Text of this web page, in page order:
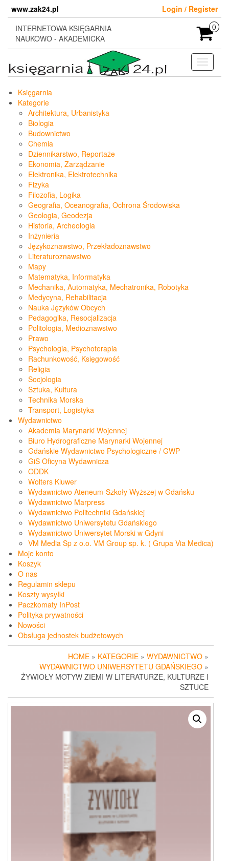
content
www.zak24.pl
Login / Register
INTERNETOWA KSIĘGARNIA
NAUKOWO - AKADEMICKA
0
Toggle
Księgarnia
Kategorie
Architektura, Urbanistyka
Biologia
Budownictwo
Chemia
Dziennikarstwo, Reportaże
Ekonomia, Zarządzanie
Elektronika, Elektrotechnika
Fizyka
Filozofia, Logika
Geografia, Oceanografia, Ochrona Środowiska
Geologia, Geodezja
Historia, Archeologia
Inżynieria
Językoznawstwo, Przekładoznawstwo
Literaturoznawstwo
Mapy
Matematyka, Informatyka
Mechanika, Automatyka, Mechatronika, Robotyka
Medycyna, Rehabilitacja
Nauka Języków Obcych
Pedagogika, Resocjalizacja
Politologia, Medioznawstwo
Prawo
Psychologia, Psychoterapia
Rachunkowość, Księgowość
Religia
Socjologia
Sztuka, Kultura
Technika Morska
Transport, Logistyka
Wydawnictwo
Akademia Marynarki Wojennej
Biuro Hydrograficzne Marynarki Wojennej
Gdańskie Wydawnictwo Psychologiczne / GWP
GiS Oficyna Wydawnicza
ODDK
Wolters Kluwer
Wydawnictwo Ateneum-Szkoły Wyższej w Gdańsku
Wydawnictwo Marpress
Wydawnictwo Politechniki Gdańskiej
Wydawnictwo Uniwersytetu Gdańskiego
Wydawnictwo Uniwersytet Morski w Gdyni
VM Media Sp z o.o. VM Group sp. k. ( Grupa Via Medica)
Moje konto
Koszyk
O nas
Regulamin sklepu
Koszty wysyłki
Paczkomaty InPost
Polityka prywatności
Nowości
Obsługa jednostek budżetowych
HOME » KATEGORIE » WYDAWNICTWO »
WYDAWNICTWO UNIWERSYTETU GDAŃSKIEGO »
ŻYWIOŁY MOTYW ZIEMI W LITERATURZE, KULTURZE I
SZTUCE